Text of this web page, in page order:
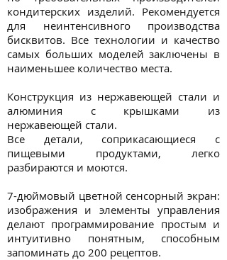
кондитерских изделий. Рекомендуется
для неинтенсивного производства
бисквитов. Все технологии и качество
самых больших моделей заключены в
наименьшее количество места.
Конструкция из нержавеющей стали и
алюминия с крышками из
нержавеющей стали.
Все детали, соприкасающиеся с
пищевыми продуктами, легко
разбираются и моются.
7-дюймовый цветной сенсорный экран:
изображения и элементы управления
делают программирование простым и
интуитивно понятным, способным
запоминать до 200 рецептов.